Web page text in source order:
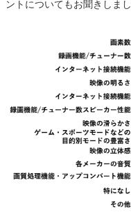
ントについてもお聞きしまし